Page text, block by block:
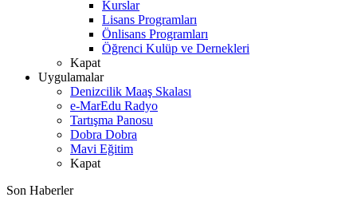
Kurslar
Lisans Programları
Önlisans Programları
Öğrenci Kulüp ve Dernekleri
Kapat
Uygulamalar
Denizcilik Maaş Skalası
e-MarEdu Radyo
Tartışma Panosu
Dobra Dobra
Mavi Eğitim
Kapat
Son Haberler